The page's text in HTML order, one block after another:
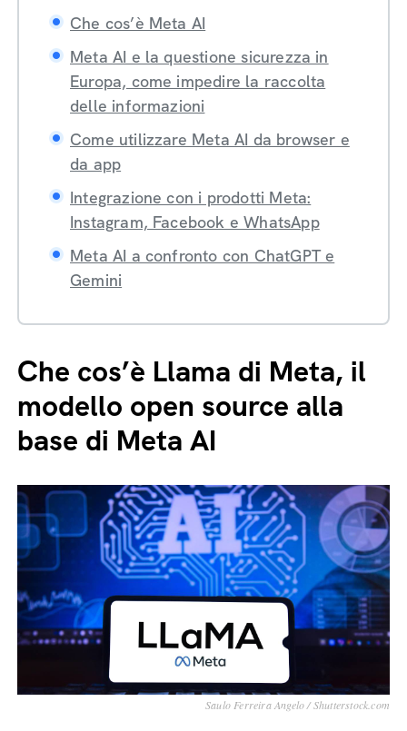
Che cos’è Meta AI
Meta AI e la questione sicurezza in
Europa, come impedire la raccolta
delle informazioni
Come utilizzare Meta AI da browser e
da app
Integrazione con i prodotti Meta:
Instagram, Facebook e WhatsApp
Meta AI a confronto con ChatGPT e
Gemini
Che cos’è Llama di Meta, il
modello open source alla
base di Meta AI
Saulo Ferreira Angelo / Shutterstock.com